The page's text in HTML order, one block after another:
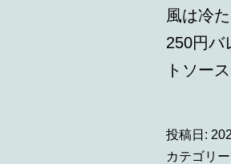
風は冷
250円バ
トソー
投稿日:
カテゴリ